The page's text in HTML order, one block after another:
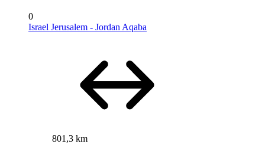
0
Israel Jerusalem - Jordan Aqaba
801,3 km